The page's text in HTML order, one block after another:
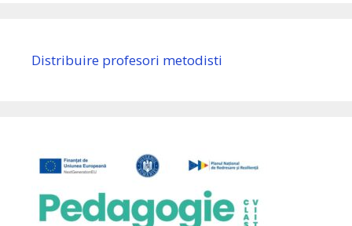
Distribuire profesori metodisti